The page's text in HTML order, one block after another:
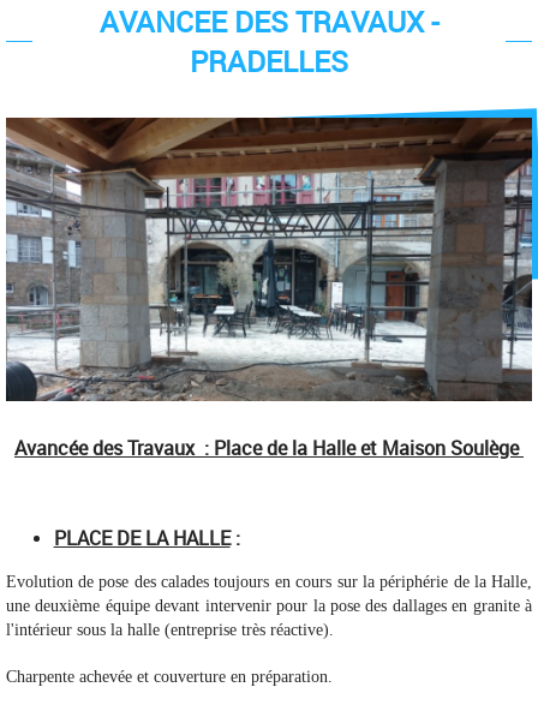
AVANCEE DES TRAVAUX -
PRADELLES
Avancée des Travaux : Place de la Halle et Maison Soulège
PLACE DE LA HALLE:
Evolution de pose des calades toujours en cours sur la périphérie de la Halle,
une deuxième équipe devant intervenir pour la pose des dallages en granite à
l'intérieur sous la halle (entreprise très réactive).
Charpente achevée et couverture en préparation.